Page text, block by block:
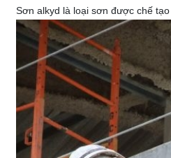
Sơn alkyd là loại sơn được chế